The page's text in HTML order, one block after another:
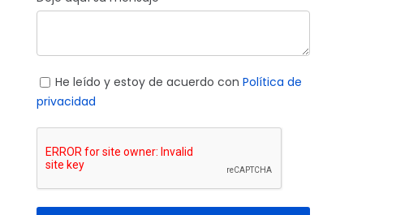
He leído y estoy de acuerdo con Política de
privacidad